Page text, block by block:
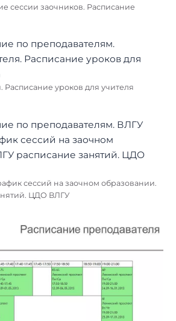
сессии заочников. Расписание
Расписание уроков для учителя
сессий на заочном образовании.
ЦДО ВЛГУ